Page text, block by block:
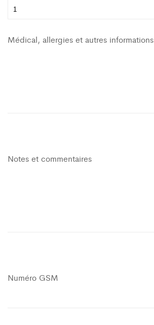
Médical, allergies et autres informations
Notes et commentaires
Numéro GSM